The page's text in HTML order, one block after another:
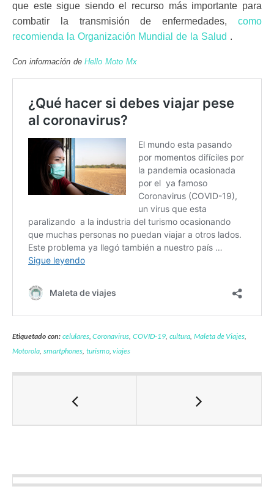
que este sigue siendo el recurso más importante para
combatir la transmisión de enfermedades, como
recomienda la Organización Mundial de la Salud .
Con información deHello Moto Mx
Etiquetado con: celulares,Coronavirus,COVID-19,cultura, Maleta de Viajes,
Motorola, smartphones, turismo,viajes